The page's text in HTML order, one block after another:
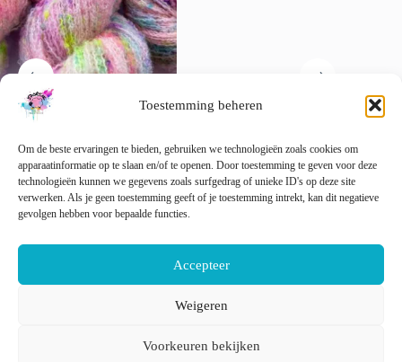
Toestemming beheren
Om de beste ervaringen te bieden, gebruiken we technologieën zoals cookies om
apparaatinformatie op te slaan en/of te openen. Door toestemming te geven voor deze
technologieën kunnen we gegevens zoals surfgedrag of unieke ID's op deze site
verwerken. Als je geen toestemming geeft of je toestemming intrekt, kan dit negatieve
gevolgen hebben voor bepaalde functies.
Accepteer
Weigeren
Voorkeuren bekijken
Handgeverfd fijn 4-strengs
speckles’.
22.00 incl. btw
Opties selecteren
coffee and cream”.
€22.00 incl. btw
Dit
product
variaties.
Deze
optie
worden
€22.00
Dit
product
optie